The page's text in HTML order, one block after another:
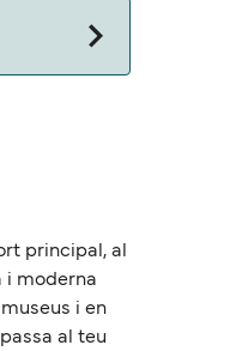
principal, al
i moderna
i en
al teu